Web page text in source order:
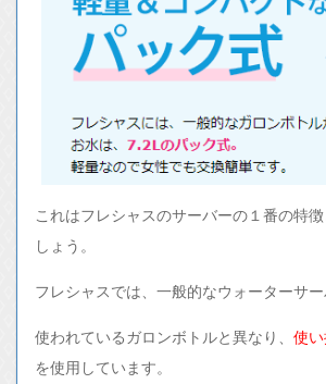
これはフレシャスのサーバーの１番の特
しょう。
フレシャスでは、一般的なウォーターサー
使われているガロンボトルと異なり、 使
を使用しています。